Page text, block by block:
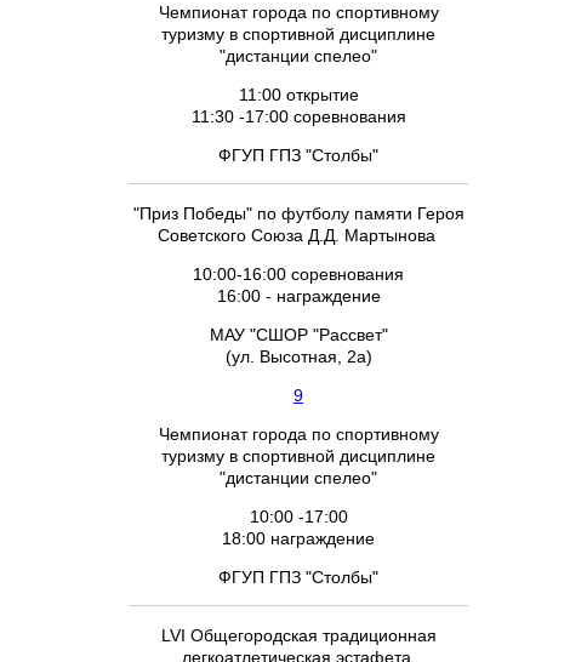
Чемпионат города по спортивному
туризму в спортивной дисциплине
"дистанции спелео"
11:00 открытие
11:30 -17:00 соревнования
ФГУП ГПЗ "Столбы"
"Приз Победы" по футболу памяти Героя
Советского Союза Д.Д. Мартынова
10:00-16:00 соревнования
16:00 - награждение
МАУ "СШОР "Рассвет"
(ул. Высотная, 2а)
9
Чемпионат города по спортивному
туризму в спортивной дисциплине
"дистанции спелео"
10:00 -17:00
18:00 награждение
ФГУП ГПЗ "Столбы"
LVI Общегородская традиционная
легкоатлетическая эстафета,